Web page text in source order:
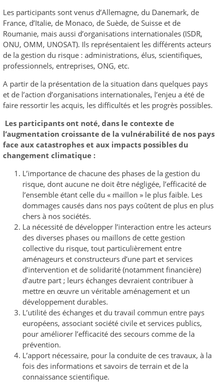
Les participants sont venus d’Allemagne, du Danemark, de
France, d’Italie, de Monaco, de Suède, de Suisse et de
Roumanie, mais aussi d’organisations internationales (ISDR,
ONU, OMM, UNOSAT). Ils représentaient les différents acteurs
de la gestion du risque : administrations, élus, scientifiques,
professionnels, entreprises, ONG, etc.
A partir de la présentation de la situation dans quelques pays
et de l’action d’organisations internationales, l’enjeu a été de
faire ressortir les acquis, les difficultés et les progrès possibles.
Les participants ont noté, dans le contexte de
l’augmentation croissante de la vulnérabilité de nos pays
face aux catastrophes et aux impacts possibles du
changement climatique :
L’importance de chacune des phases de la gestion du
risque, dont aucune ne doit être négligée, l’efficacité de
l’ensemble étant celle du « maillon » le plus faible. Les
dommages causés dans nos pays coûtent de plus en plus
chers à nos sociétés.
La nécessité de développer l’interaction entre les acteurs
des diverses phases ou maillons de cette gestion
collective du risque, tout particulièrement entre
aménageurs et constructeurs d’une part et services
d’intervention et de solidarité (notamment financière)
d’autre part ; leurs échanges devraient contribuer à
mettre en œuvre un véritable aménagement et un
développement durables.
L’utilité des échanges et du travail commun entre pays
européens, associant société civile et services publics,
pour améliorer l’efficacité des secours comme de la
prévention.
L’apport nécessaire, pour la conduite de ces travaux, à la
fois des informations et savoirs de terrain et de la
connaissance scientifique.